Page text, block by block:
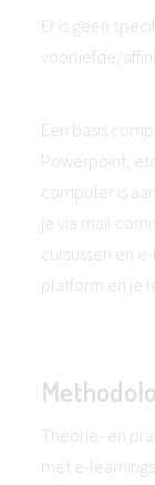
Er is geen
voorliefde/
Een basis
Powerpoint,
computer is
je via mail
cursussen en
platform en je
Theorie- en
met e-